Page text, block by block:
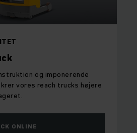
og imponerende
vores reach trucks højere
ONLINE